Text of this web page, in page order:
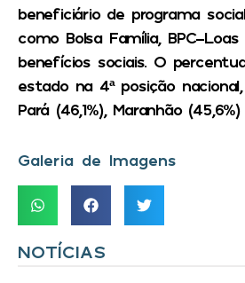
beneficiário de programa
como Bolsa Família, BPC-
benefícios sociais. O
estado na 4ª posição
Pará (46,1%), Maranhão
Galeria de Imagens
NOTÍCIAS